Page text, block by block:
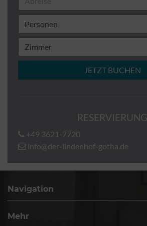
JETZT BUCHEN
RESERVIERUNG
+49 3621-7720
info@der-lindenhof-gotha.de
Navigation
Mehr